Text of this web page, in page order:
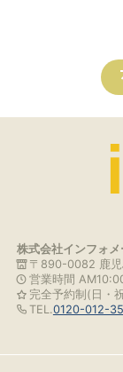
株式会社インフォ
〒890-0082 鹿児
営業時間
完全予約制(日・
TEL.0120-012-